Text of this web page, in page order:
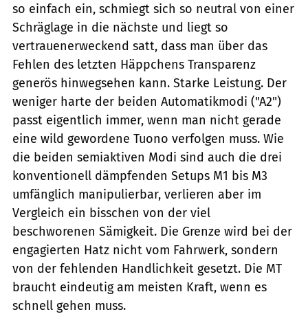
so einfach ein, schmiegt sich so neutral von einer
Schräglage in die nächste und liegt so
vertrauenerweckend satt, dass man über das
Fehlen des letzten Häppchens Transparenz
generös hinwegsehen kann. Starke Leistung. Der
weniger harte der beiden Automatikmodi ("A2")
passt eigentlich immer, wenn man nicht gerade
eine wild gewordene Tuono verfolgen muss. Wie
die beiden semiaktiven Modi sind auch die drei
konventionell dämpfenden Setups M1 bis M3
umfänglich manipulierbar, verlieren aber im
Vergleich ein bisschen von der viel
beschworenen Sämigkeit. Die Grenze wird bei der
engagierten Hatz nicht vom Fahrwerk, sondern
von der fehlenden Handlichkeit gesetzt. Die MT
braucht eindeutig am meisten Kraft, wenn es
schnell gehen muss.